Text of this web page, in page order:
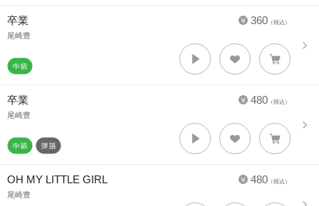
360 （税込）
卒業
尾崎豊
480 （税込）
卒業
尾崎豊
480 （税込）
OH MY LITTLE GIRL
尾崎豊